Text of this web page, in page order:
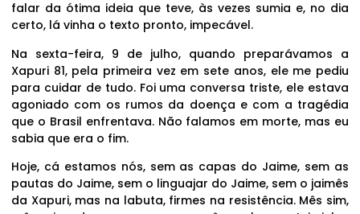
falar da ótima ideia que teve, às vezes sumia e, no dia
certo, lá vinha o texto pronto, impecável.
Na sexta-feira, 9 de julho, quando preparávamos a
Xapuri 81, pela primeira vez em sete anos, ele me pediu
para cuidar de tudo. Foi uma conversa triste, ele estava
agoniado com os rumos da doença e com a tragédia
que o Brasil enfrentava. Não falamos em morte, mas eu
sabia que era o fim.
Hoje, cá estamos nós, sem as capas do Jaime, sem as
pautas do Jaime, sem o linguajar do Jaime, sem o jaimês
da Xapuri, mas na labuta, firmes na resistência. Mês sim,